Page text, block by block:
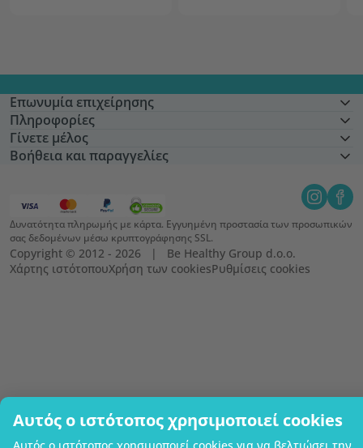
Αυτός ο ιστότοπος χρησιμοποιεί cookies
Επωνυμία επιχείρησης
Πληροφορίες
Γίνετε μέλος
Βοήθεια και παραγγελίες
Δυνατότητα πληρωμής με κάρτα. Εγγυημένη προστασία των προσωπικών
σας δεδομένων μέσω κρυπτογράφησης SSL.
Copyright © 2012 - 2026   |   Be Healthy Group d.o.o.
Χάρτης ιστότοπουΧρήση των cookiesΡυθμίσεις cookies